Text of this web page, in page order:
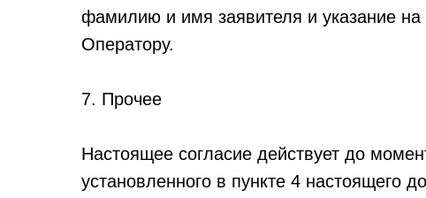
фамилию и имя заявителя и указание на
Оператору.
7. Прочее
Настоящее согласие действует до
установленного в пункте 4 настоящего